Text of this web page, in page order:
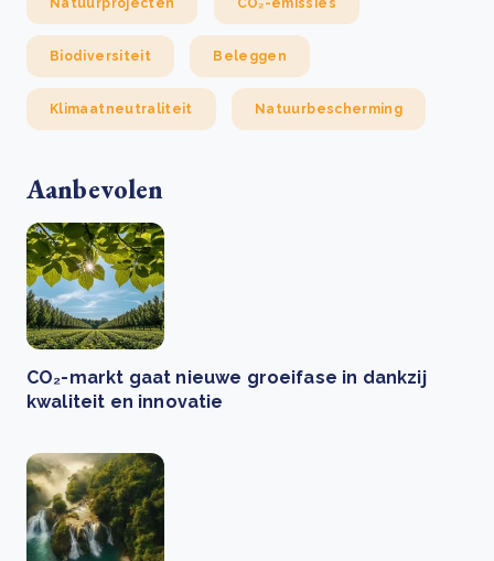
Biodiversiteit Beleggen
Klimaatneutraliteit Natuurbescherming
Aanbevolen
CO₂-markt gaat nieuwe groeifase in dankzij
kwaliteit en innovatie